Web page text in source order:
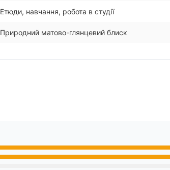
Етюди, навчання, робота в студії
Природний матово-глянцевий блиск